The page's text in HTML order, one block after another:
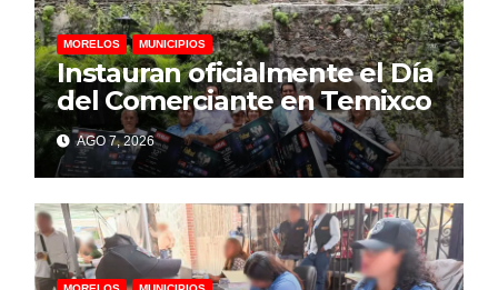
MORELOS MUNICIPIOS
Instauran oficialmente el Día
del Comerciante en Temixco
AGO 7, 2026